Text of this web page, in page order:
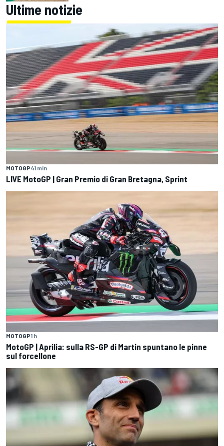
Ultime notizie
MOTOGP41 min
LIVE MotoGP | Gran Premio di Gran Bretagna, Sprint
MOTOGP1 h
MotoGP | Aprilia: sulla RS-GP di Martin spuntano le pinne
sul forcellone